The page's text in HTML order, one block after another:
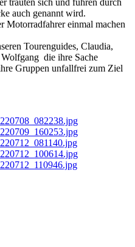
auch genannt wird.
Motorradfahrer einmal machen
Tourenguides, Claudia,
die ihre Sache
Gruppen unfallfrei zum Ziel